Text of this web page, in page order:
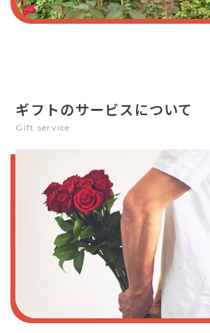
ギフトのサービスについて
Gift service